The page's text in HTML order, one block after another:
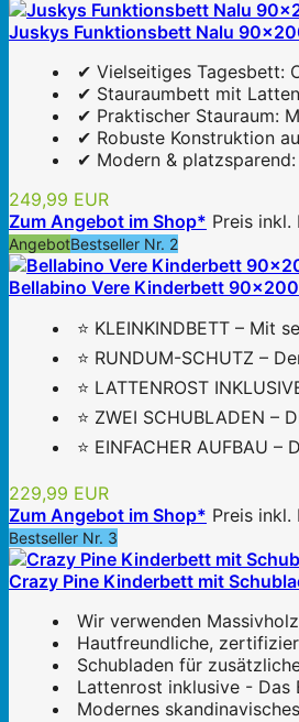
Juskys Funktionsbett Nalu
✔ Vielseitiges Tagesbett:
✔ Stauraumbett mit
✔ Praktischer Stauraum:
✔ Robuste Konstruktion
✔ Modern &
249,99 EUR
Zum Angebot im Shop* Preis inkl.
AngebotBestseller Nr. 2
Bellabino Vere Kinderbett
⭐ KLEINKINDBETT –
⭐ RUNDUM-SCHUTZ –
⭐ LATTENROST
⭐ ZWEI SCHUBLADEN
⭐ EINFACHER AUFBAU
229,99 EUR
Zum Angebot im Shop* Preis inkl.
Bestseller Nr. 3
Crazy Pine Kinderbett mit
Wir verwenden
Hautfreundliche,
Schubladen für
Lattenrost inklusive -
Modernes